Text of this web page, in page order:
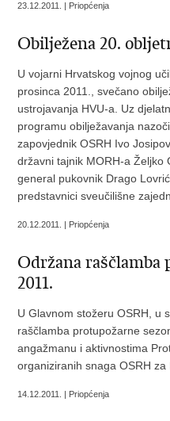
23.12.2011. | Priopćenja
Obilježena 20.
U vojarni Hrvatskog vojnog
prosinca 2011., svečano
ustrojavanja HVU-a. Uz
programu obilježavanja
zapovjednik OSRH Ivo
državni tajnik MORH-a Željko
general pukovnik Drago
predstavnici sveučilišne
20.12.2011. | Priopćenja
Održana raščlamba
2011.
U Glavnom stožeru OSRH, u
raščlamba protupožarne
angažmanu i aktivnostima
organiziranih snaga OSRH za
14.12.2011. | Priopćenja